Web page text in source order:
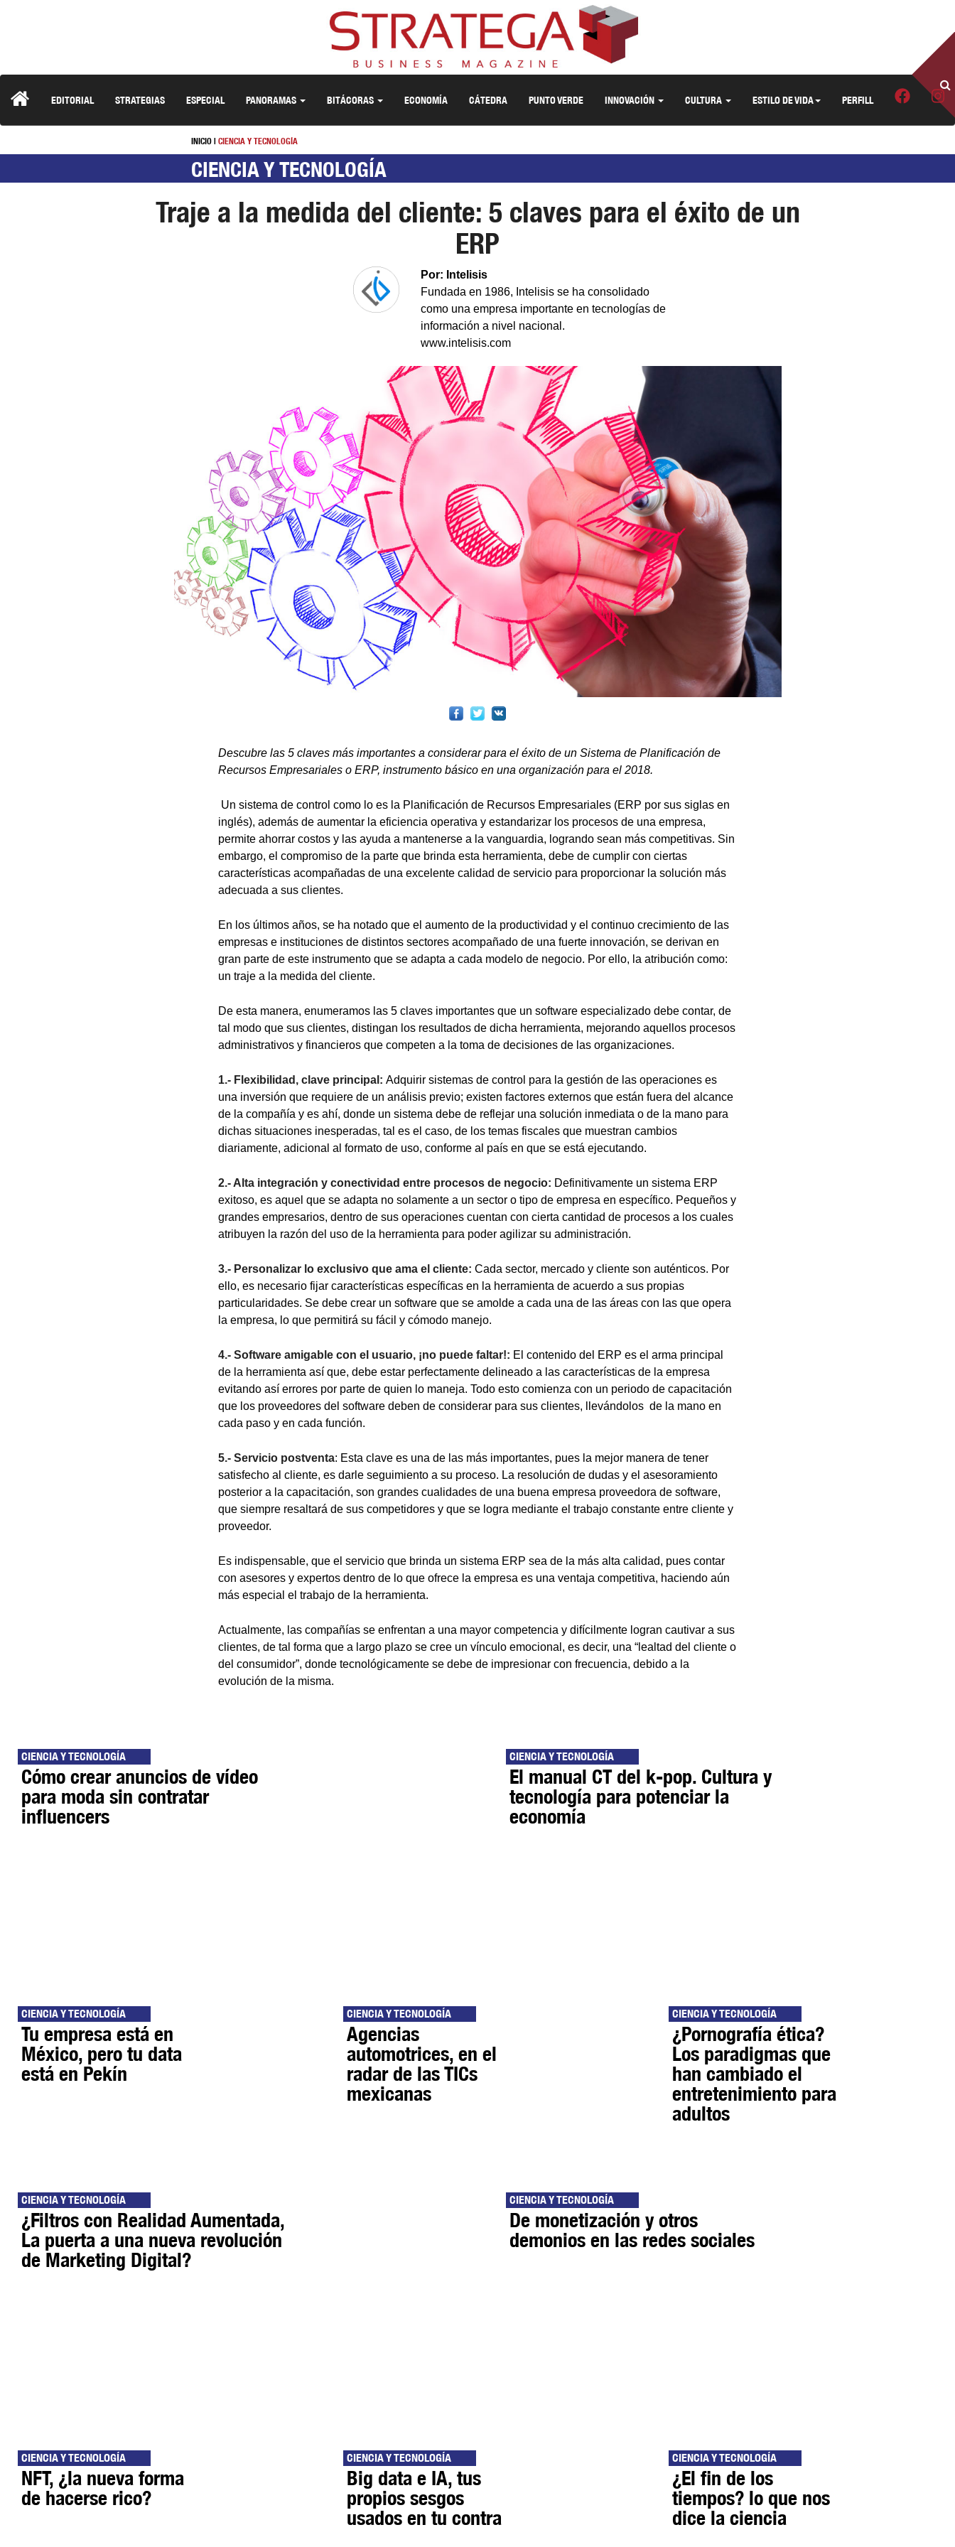
EDITORIAL STRATEGIAS ESPECIAL PANORAMAS BITÁCORAS ECONOMÍA CÁTEDRA PUNTO VERDE INNOVACIÓN CULTURA ESTILO DE VIDA PERFILL
INICIO| CIENCIA Y TECNOLOGÍA
CIENCIA Y TECNOLOGÍA
Traje a la medida del cliente: 5 claves para el éxito de un
ERP
Por: Intelisis
Fundada en 1986, Intelisis se ha consolidado
como una empresa importante en tecnologías de
información a nivel nacional.
www.intelisis.com
Descubre las 5 claves más importantes a considerar para el éxito de un Sistema de Planificación de
Recursos Empresariales o ERP, instrumento básico en una organización para el 2018.
Un sistema de control como lo es la Planificación de Recursos Empresariales (ERP por sus siglas en
inglés), además de aumentar la eficiencia operativa y estandarizar los procesos de una empresa,
permite ahorrar costos y las ayuda a mantenerse a la vanguardia, logrando sean más competitivas. Sin
embargo, el compromiso de la parte que brinda esta herramienta, debe de cumplir con ciertas
características acompañadas de una excelente calidad de servicio para proporcionar la solución más
adecuada a sus clientes.
En los últimos años, se ha notado que el aumento de la productividad y el continuo crecimiento de las
empresas e instituciones de distintos sectores acompañado de una fuerte innovación, se derivan en
gran parte de este instrumento que se adapta a cada modelo de negocio. Por ello, la atribución como:
un traje a la medida del cliente.
De esta manera, enumeramos las 5 claves importantes que un software especializado debe contar, de
tal modo que sus clientes, distingan los resultados de dicha herramienta, mejorando aquellos procesos
administrativos y financieros que competen a la toma de decisiones de las organizaciones.
1.- Flexibilidad, clave principal: Adquirir sistemas de control para la gestión de las operaciones es
una inversión que requiere de un análisis previo; existen factores externos que están fuera del alcance
de la compañía y es ahí, donde un sistema debe de reflejar una solución inmediata o de la mano para
dichas situaciones inesperadas, tal es el caso, de los temas fiscales que muestran cambios
diariamente, adicional al formato de uso, conforme al país en que se está ejecutando.
2.- Alta integración y conectividad entre procesos de negocio: Definitivamente un sistema ERP
exitoso, es aquel que se adapta no solamente a un sector o tipo de empresa en específico. Pequeños y
grandes empresarios, dentro de sus operaciones cuentan con cierta cantidad de procesos a los cuales
atribuyen la razón del uso de la herramienta para poder agilizar su administración.
3.- Personalizar lo exclusivo que ama el cliente: Cada sector, mercado y cliente son auténticos. Por
ello, es necesario fijar características específicas en la herramienta de acuerdo a sus propias
particularidades. Se debe crear un software que se amolde a cada una de las áreas con las que opera
la empresa, lo que permitirá su fácil y cómodo manejo.
4.- Software amigable con el usuario, ¡no puede faltar!: El contenido del ERP es el arma principal
de la herramienta así que, debe estar perfectamente delineado a las características de la empresa
evitando así errores por parte de quien lo maneja. Todo esto comienza con un periodo de capacitación
que los proveedores del software deben de considerar para sus clientes, llevándolos de la mano en
cada paso y en cada función.
5.- Servicio postventa: Esta clave es una de las más importantes, pues la mejor manera de tener
satisfecho al cliente, es darle seguimiento a su proceso. La resolución de dudas y el asesoramiento
posterior a la capacitación, son grandes cualidades de una buena empresa proveedora de software,
que siempre resaltará de sus competidores y que se logra mediante el trabajo constante entre cliente y
proveedor.
Es indispensable, que el servicio que brinda un sistema ERP sea de la más alta calidad, pues contar
con asesores y expertos dentro de lo que ofrece la empresa es una ventaja competitiva, haciendo aún
más especial el trabajo de la herramienta.
Actualmente, las compañías se enfrentan a una mayor competencia y difícilmente logran cautivar a sus
clientes, de tal forma que a largo plazo se cree un vínculo emocional, es decir, una “lealtad del cliente o
del consumidor”, donde tecnológicamente se debe de impresionar con frecuencia, debido a la
evolución de la misma.
CIENCIA Y TECNOLOGÍA
Cómo crear anuncios de vídeo
para moda sin contratar
influencers
CIENCIA Y TECNOLOGÍA
El manual CT del k-pop. Cultura y
tecnología para potenciar la
economía
CIENCIA Y TECNOLOGÍA
Tu empresa está en
México, pero tu data
está en Pekín
CIENCIA Y TECNOLOGÍA
Agencias
automotrices, en el
radar de las TICs
mexicanas
CIENCIA Y TECNOLOGÍA
¿Pornografía ética?
Los paradigmas que
han cambiado el
entretenimiento para
adultos
CIENCIA Y TECNOLOGÍA
¿Filtros con Realidad Aumentada,
La puerta a una nueva revolución
de Marketing Digital?
CIENCIA Y TECNOLOGÍA
De monetización y otros
demonios en las redes sociales
CIENCIA Y TECNOLOGÍA
NFT, ¿la nueva forma
de hacerse rico?
CIENCIA Y TECNOLOGÍA
Big data e IA, tus
propios sesgos
usados en tu contra
CIENCIA Y TECNOLOGÍA
¿El fin de los
tiempos? lo que nos
dice la ciencia